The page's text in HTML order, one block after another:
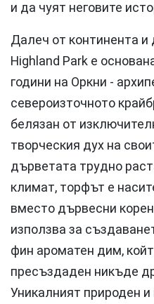
и да чуят неговите
Далеч от континента
Highland Park е
години на Оркни -
североизточното
белязан от
творческия дух на
дърветата трудно
климат, торфът е
вместо дървесни
използва за
фин ароматен дим,
пресъздаден никъде
Уникалният природен и